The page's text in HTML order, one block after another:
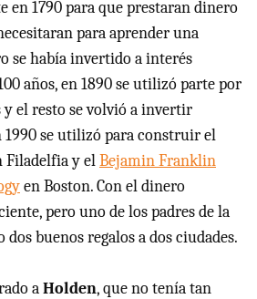
en 1790 para que prestaran dinero
para aprender una
se había invertido a interés
años, en 1890 se utilizó parte por
y el resto se volvió a invertir
1990 se utilizó para construir el
Filadelfia y elBejamin Franklin
en Boston. Con el dinero
pero uno de los padres de la
buenos regalos a dos ciudades.
aHolden, que no tenía tan